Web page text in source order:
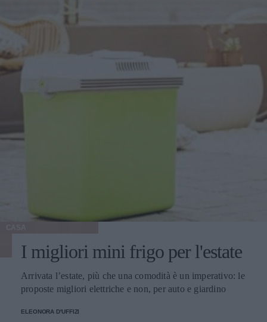
I migliori mini frigo per l'estate
Arrivata l’estate, più che una comodità è un imperativo: le
proposte migliori elettriche e non, per auto e giardino
ELEONORA D'UFFIZI